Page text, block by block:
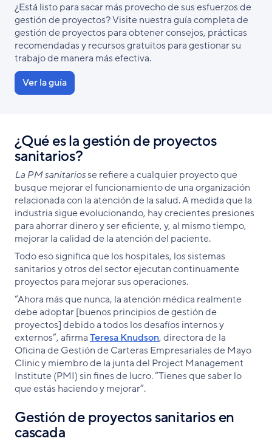
¿Está listo para sacar más provecho de sus esfuerzos de
gestión de proyectos? Visite nuestra guía completa de
gestión de proyectos para obtener consejos, prácticas
recomendadas y recursos gratuitos para gestionar su
trabajo de manera más efectiva.
Ver la guía
¿Qué es la gestión de proyectos
sanitarios?
La PM sanitariosse refiere a cualquier proyecto que
busque mejorar el funcionamiento de una organización
relacionada con la atención de la salud. A medida que la
industria sigue evolucionando, hay crecientes presiones
para ahorrar dinero y ser eficiente, y, al mismo tiempo,
mejorar la calidad de la atención del paciente.
Todo eso significa que los hospitales, los sistemas
sanitarios y otros del sector ejecutan continuamente
proyectos para mejorar sus operaciones.
“Ahora más que nunca, la atención médica realmente
debe adoptar [buenos principios de gestión de
proyectos] debido a todos los desafíos internos y
externos”, afirmaTeresa Knudson, directora de la
Oficina de Gestión de Carteras Empresariales de Mayo
Clinic y miembro de la junta del Project Management
Institute (PMI) sin fines de lucro. “Tienes que saber lo
que estás haciendo y mejorar”.
Gestión de proyectos sanitarios en
cascada